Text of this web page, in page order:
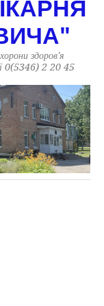
здоров'я
0(5346) 2 20 45